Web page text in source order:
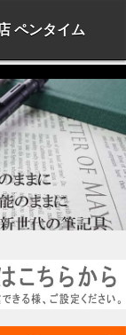
ペンタイム